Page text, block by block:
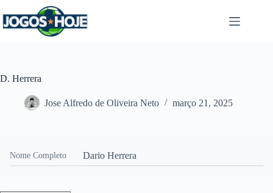
para
o
D. Herrera
Jose Alfredo de Oliveira Neto março 21, 2025
Nome Completo Dario Herrera